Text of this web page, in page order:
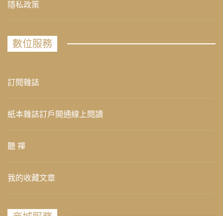
隱私政策
數位服務
訂閱雜誌
紙本雜誌訂戶開通線上閱讀
聽 禪
我的收藏文章